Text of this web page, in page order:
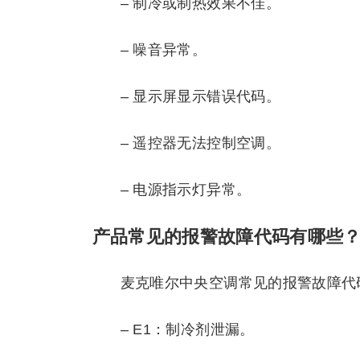
– 制冷或制热效果不佳。
– 噪音异常。
– 显示屏显示错误代码。
– 遥控器无法控制空调。
– 电源指示灯异常。
产品常见的报警故障代码有哪些？
麦克唯尔中央空调常见的报警故障代
– E1：制冷剂泄漏。